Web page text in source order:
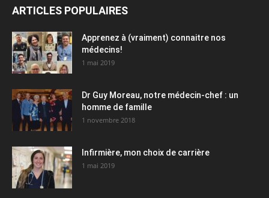
ARTICLES POPULAIRES
Apprenez à (vraiment) connaitre nos
médecins!
1 mai 2019
Dr Guy Moreau, notre médecin-chef : un
homme de famille
1 novembre 2018
Infirmière, mon choix de carrière
1 mai 2019